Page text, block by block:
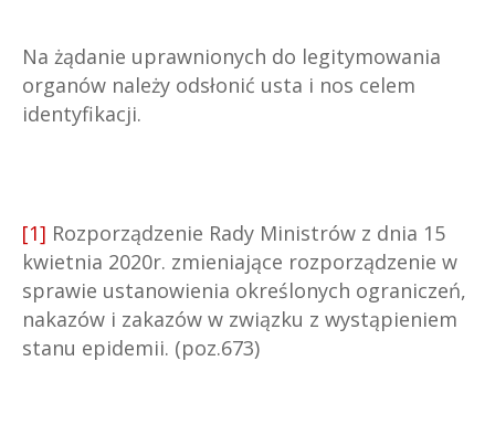
Na żądanie uprawnionych do legitymowania
organów należy odsłonić usta i nos celem
identyfikacji.
[1] Rozporządzenie Rady Ministrów z dnia 15
kwietnia 2020r. zmieniające rozporządzenie w
sprawie ustanowienia określonych ograniczeń,
nakazów i zakazów w związku z wystąpieniem
stanu epidemii. (poz.673)